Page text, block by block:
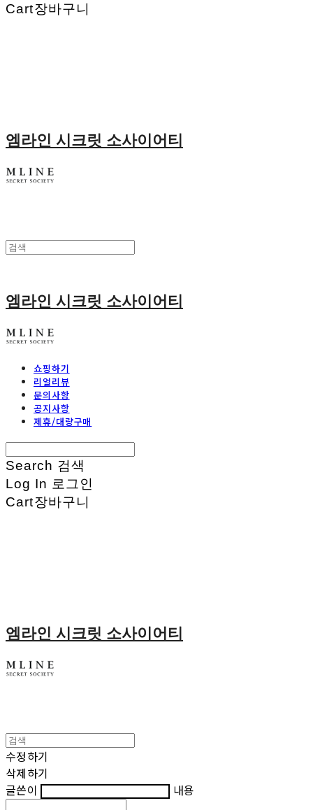
Cart장바구니
엠라인 시크릿 소사이어티
엠라인 시크릿 소사이어티
쇼핑하기
리얼리뷰
문의사항
공지사항
제휴/대량구매
Search 검색
Log In 로그인
Cart장바구니
엠라인 시크릿 소사이어티
수정하기
삭제하기
글쓴이
내용